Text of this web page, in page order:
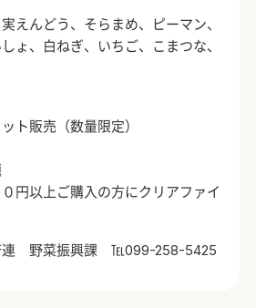
えんどう、そらまめ、ピーマン、
ょ、白ねぎ、いちご、こまつな、
ト販売（数量限定）
円以上ご購入の方にクリアファイ
連 野菜振興課 ℡099-258-5425